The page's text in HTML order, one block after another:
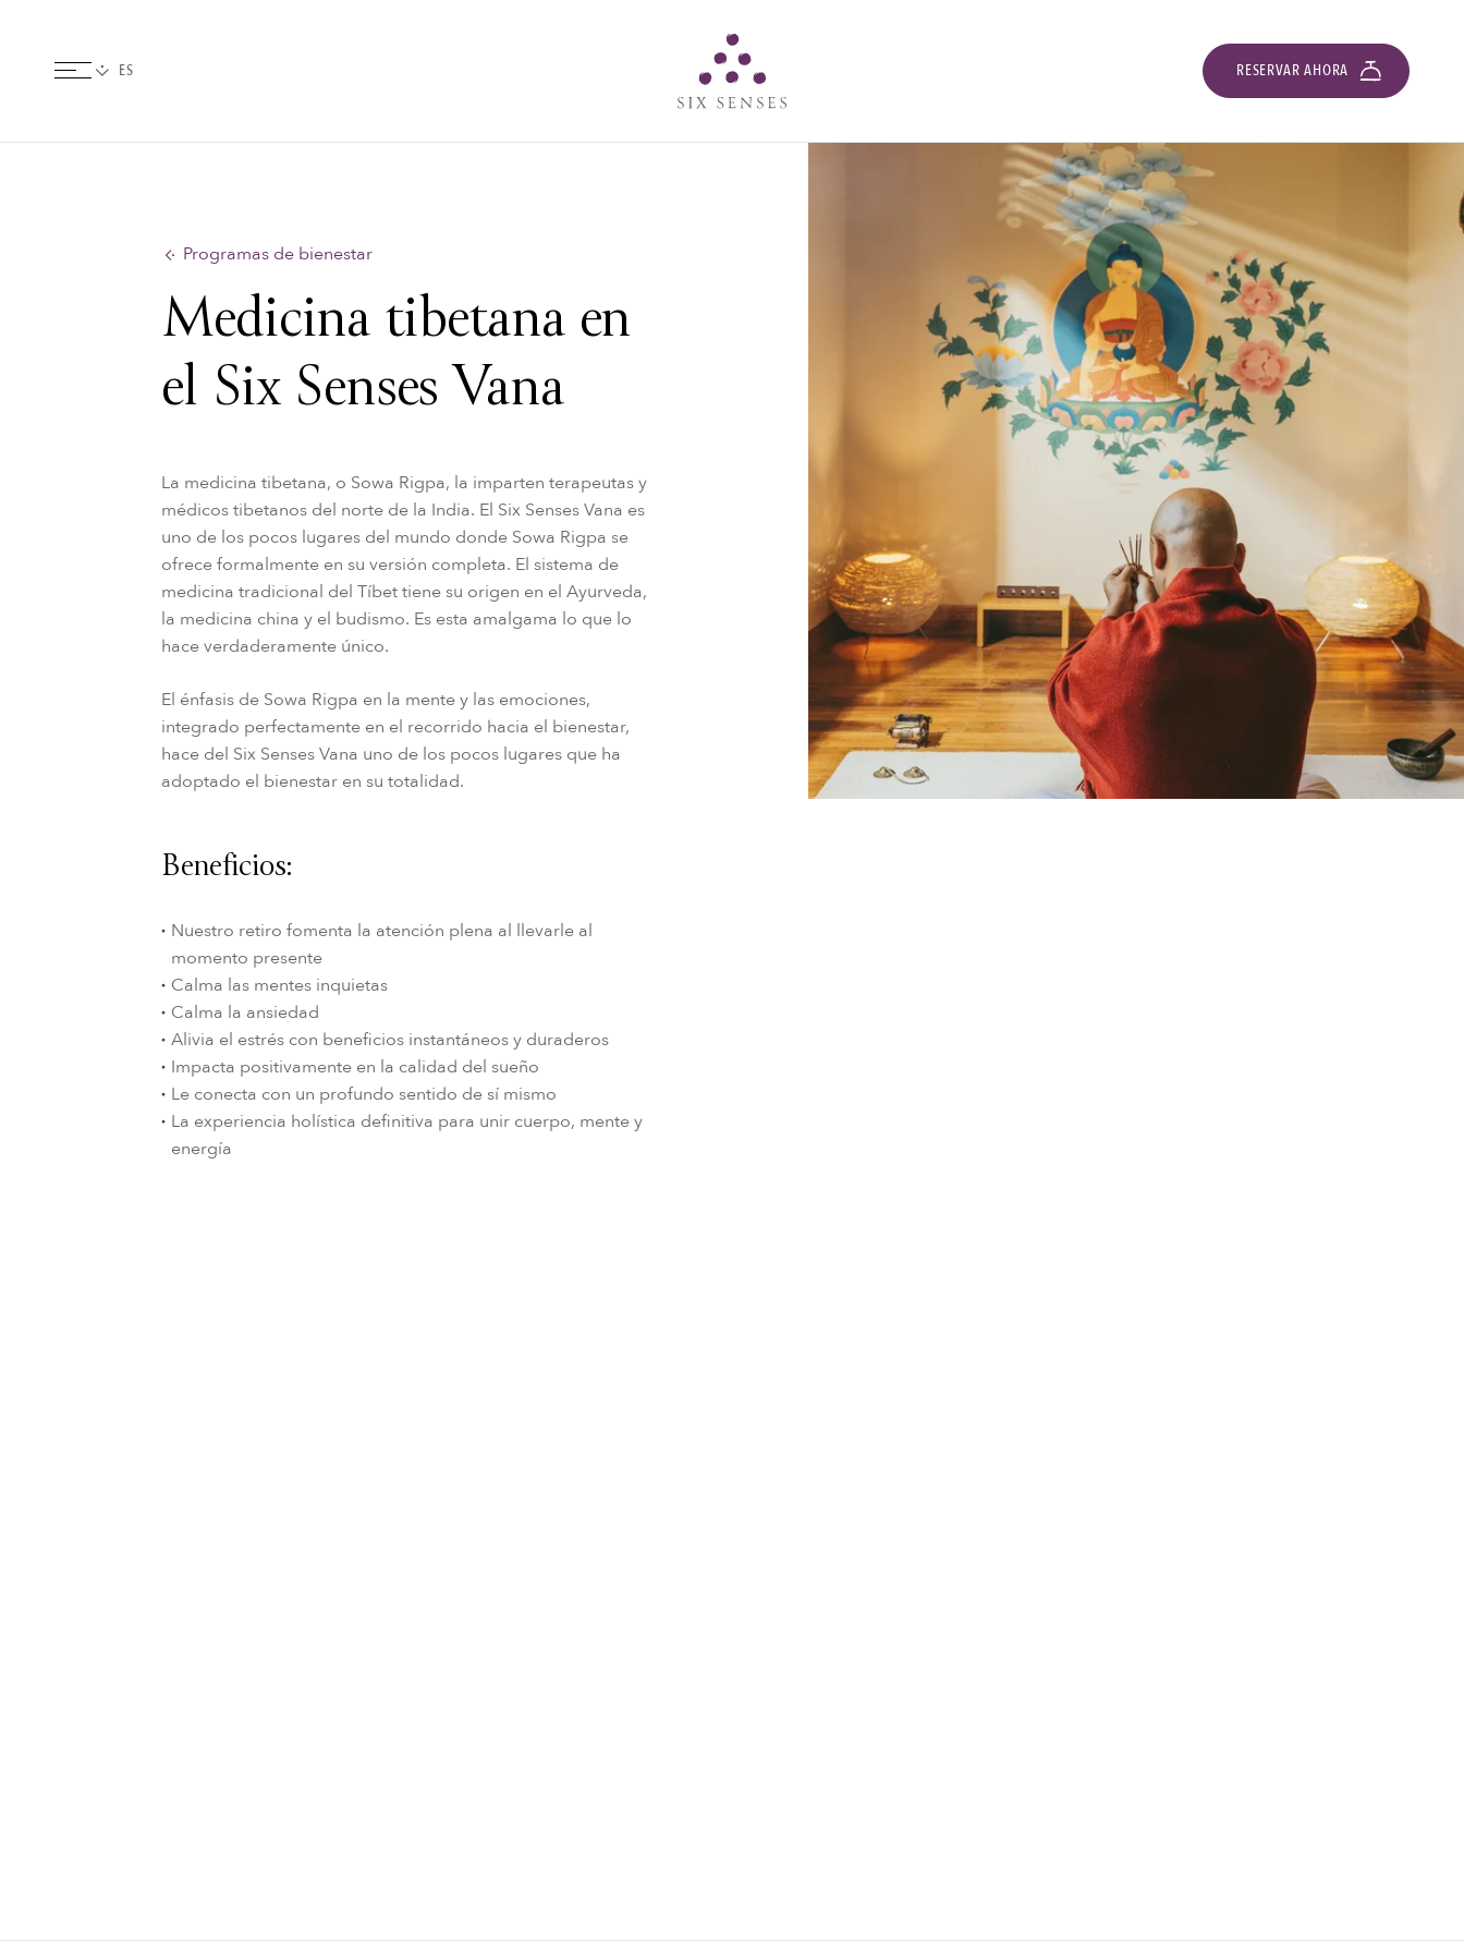
RESERVAR AHORA
Programas de bienestar
Medicina tibetana en
el Six Senses Vana
La medicina tibetana, o Sowa Rigpa, la imparten terapeutas y
médicos tibetanos del norte de la India. El Six Senses Vana es
uno de los pocos lugares del mundo donde Sowa Rigpa se
ofrece formalmente en su versión completa. El sistema de
medicina tradicional del Tíbet tiene su origen en el Ayurveda,
la medicina china y el budismo. Es esta amalgama lo que lo
hace verdaderamente único.
El énfasis de Sowa Rigpa en la mente y las emociones,
integrado perfectamente en el recorrido hacia el bienestar,
hace del Six Senses Vana uno de los pocos lugares que ha
adoptado el bienestar en su totalidad.
Beneficios:
Nuestro retiro fomenta la atención plena al llevarle al
momento presente
Calma las mentes inquietas
Calma la ansiedad
Alivia el estrés con beneficios instantáneos y duraderos
Impacta positivamente en la calidad del sueño
Le conecta con un profundo sentido de sí mismo
La experiencia holística definitiva para unir cuerpo, mente y
energía